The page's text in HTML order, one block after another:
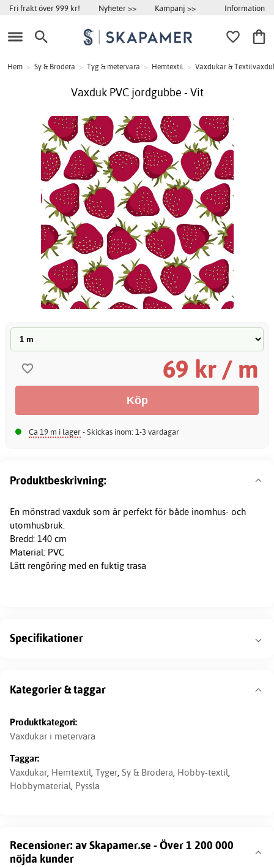
Fri frakt över 999 kr! Nyheter >> Kampanj >> Information
Hem > Sy & Brodera > Tyg & metervara > Hemtextil > Vaxdukar &
Vaxduk PVC jordgubbe - Vit
69 kr / m
Ca 19 m i lager- Skickas inom: 1-3 vardagar
Produktbeskrivning:
En mönstrad vaxduk som är perfekt för både inomhus- och
utomhusbruk.
Bredd: 140 cm
Material: PVC
Lätt rengöring med en fuktig trasa
Specifikationer
Kategorier & taggar
Produktkategori:
Vaxdukar i metervara
Taggar:
Vaxdukar, Hemtextil, Tyger, Sy & Brodera, Hobby-textil,
Hobbymaterial, Pyssla
Recensioner: av Skapamer.se - Över 1 200 000
nöjda kunder